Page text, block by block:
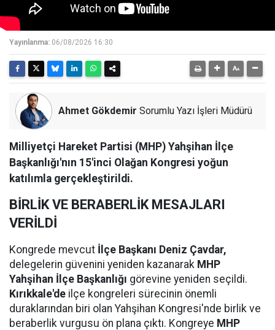
Yayınlanma: 06/08/2026 16:30
Ahmet Gökdemir Sorumlu Yazı İşleri Müdürü
Milliyetçi Hareket Partisi (MHP) Yahşihan İlçe
Başkanlığı'nın 15'inci Olağan Kongresi yoğun
katılımla gerçekleştirildi.
BİRLİK VE BERABERLİK MESAJLARI
VERİLDİ
Kongrede mevcut İlçe Başkanı Deniz Çavdar,
delegelerin güvenini yeniden kazanarak MHP
Yahşihan İlçe Başkanlığı görevine yeniden seçildi.
Kırıkkale'de ilçe kongreleri sürecinin önemli
duraklarından biri olan Yahşihan Kongresi'nde birlik ve
beraberlik vurgusu ön plana çıktı. Kongreye MHP